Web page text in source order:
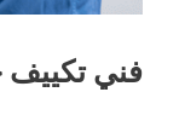
فني تكييف